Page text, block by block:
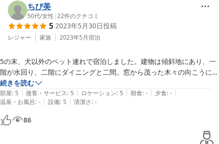
と思います、
又のご利用をお待ちしております、この度はご利用いただきありが
とうございました！
2023-11-26
ちび美
50代/女性 |22件のクチコミ
5 2023年5月30日投稿
レジャー 家族 2023年5月宿泊
5の末、犬以外のペット連れで宿泊しました。建物は傾斜地にあり、一
階が水回り、二階にダイニングと二間。窓から茂った木々の向こうに海
が見えます。（木の枝を払ったらもっと良く見えそう、もったい無い）
荷物の出し入れはダイニングの出入り口を使った方が便利です。徒歩圏
内にコンビニと中華料理店（肉チャーハンが美味しい、今回は臨時休業
で残念）あります。初めてのペット連れ旅行、人間もペットも安心して
楽しく過ごすことができました。ありがとうございました、またお世話
続きを読む
部屋: 5 | 接客・サービス: 5 | ロケーション: 5 | 朝食: - | 夕食: - |
温泉・お風呂: - | 設備: 5 | 清潔さ: -
86